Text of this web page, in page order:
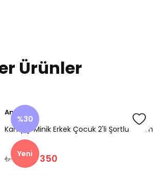
Ürünler
%30
Yeni
Amine
Kampçı Minik Erkek Çocuk 2'li Şortlu Takım
₺ 500 ₺ 350